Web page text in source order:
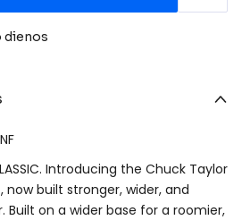
dienos
CLASSIC. Introducing the Chuck Taylor
now built stronger, wider, and
on a wider base for a roomier,